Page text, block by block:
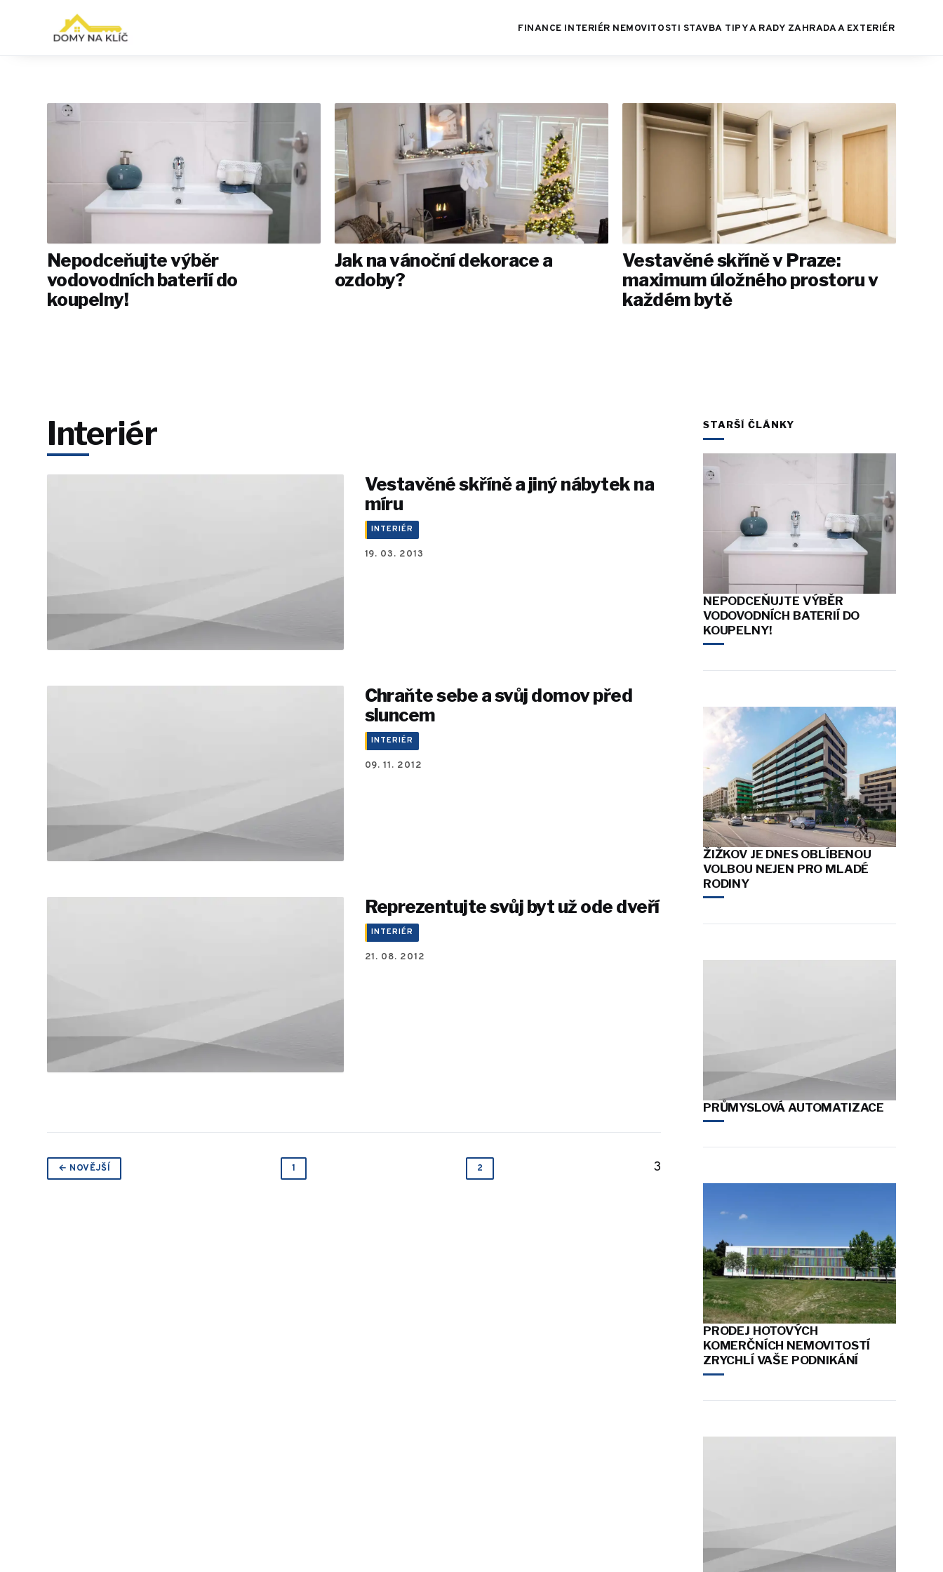
FINANCE INTERIÉR NEMOVITOSTI STAVBA TIPY A RADY ZAHRADA A EXTERIÉR
Nepodceňujte výběr
vodovodních baterií do
koupelny!
Jak na vánoční dekorace a
ozdoby?
Vestavěné skříně v Praze:
maximum úložného prostoru v
každém bytě
Interiér
Vestavěné skříně a jiný nábytek na
míru
INTERIÉR
19. 03. 2013
Chraňte sebe a svůj domov před
sluncem
INTERIÉR
09. 11. 2012
Reprezentujte svůj byt už ode dveří
INTERIÉR
21. 08. 2012
← NOVĚJŠÍ 1 2 3
STARŠÍ ČLÁNKY
NEPODCEŇUJTE VÝBĚR
VODOVODNÍCH BATERIÍ DO
KOUPELNY!
ŽIŽKOV JE DNES OBLÍBENOU
VOLBOU NEJEN PRO MLADÉ
RODINY
PRŮMYSLOVÁ AUTOMATIZACE
PRODEJ HOTOVÝCH
KOMERČNÍCH NEMOVITOSTÍ
ZRYCHLÍ VAŠE PODNIKÁNÍ